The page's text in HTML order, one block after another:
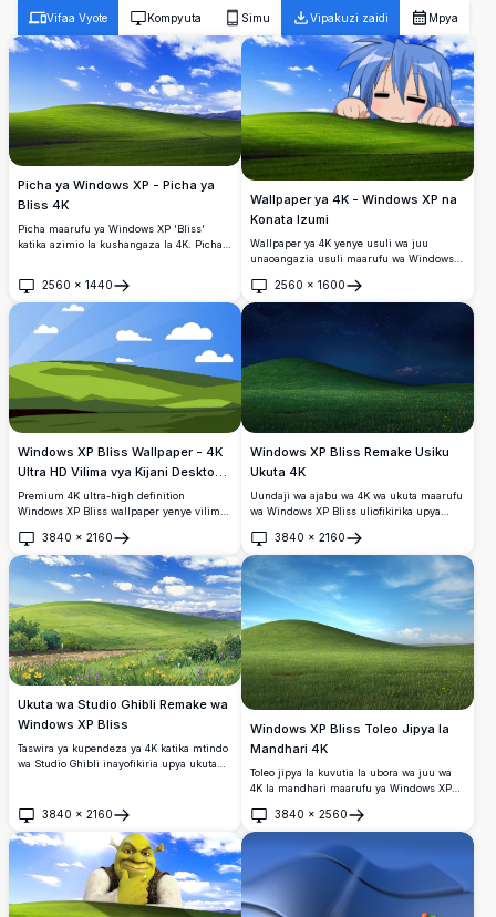
Vifaa Vyote Kompyuta Simu Vipakuzi zaidi Mpya
Picha ya Windows XP - Picha ya
Bliss 4K
Picha maarufu ya Windows XP 'Bliss'
katika azimio la kushangaza la 4K. Picha
angavu na mawingu meupe
yaliyotawanyika, inakumbusha picha ya
awali ya Windows XP ya eneo-kazi. Kamili
kwa maonyesho ya kisasa yenye azimio la
2560 × 1440
Fungua
Wallpaper ya 4K - Windows XP na
Konata Izumi
Wallpaper ya 4K yenye usuli wa juu
unaoangazia usuli maarufu wa Windows
akichungulia juu ya kilima. Kamili kwa
mashabiki wa anime na mbinu za
kistaarabu za desktop, picha hii yenye
nguvu inakamata nostalgia na uwazi wa
2560 × 1600
Fungua
Windows XP Bliss Wallpaper - 4K
Ultra HD Vilima vya Kijani Desktop
Background
Premium 4K ultra-high definition
Windows XP Bliss wallpaper yenye vilima
pamoja na mawingu laini. Desktop
background ya msimamo wa juu kamili
kwa vitunzi vya skrini pana na mionyo ya
3840 × 2160
Fungua
Windows XP Bliss Remake Usiku
Ukuta 4K
Uundaji wa ajabu wa 4K wa ukuta maarufu
wa Windows XP Bliss uliofikirika upya
kibichi chenye maua ya mwituni ya njano
chini ya anga ya usiku yenye nyota ya
bluu ya kina na mawingu yanayong'aa
mbali.
3840 × 2160
Fungua
Ukuta wa Studio Ghibli Remake wa
Windows XP Bliss
Taswira ya kupendeza ya 4K katika mtindo
wa Studio Ghibli inayofikiria upya ukuta
za msitu, na anga ya buluu angavu yenye
mawingu meupe laini.
3840 × 2160
Fungua
Windows XP Bliss Toleo Jipya la
Mandhari 4K
Toleo jipya la kuvutia la ubora wa juu wa
4K la mandhari maarufu ya Windows XP
rangi nzuri, uwanja wenye maua ya mwitu
ya njano, na anga nzuri ya bluu yenye
mawingu laini na membamba.
3840 × 2560
Fungua